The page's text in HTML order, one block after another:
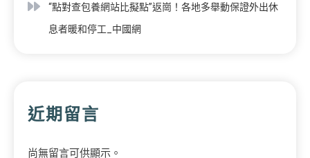
“點對查包養網站比擬點”返崗！各地多舉動保證外出休
息者暖和停工_中國網
近期留言
尚無留言可供顯示。